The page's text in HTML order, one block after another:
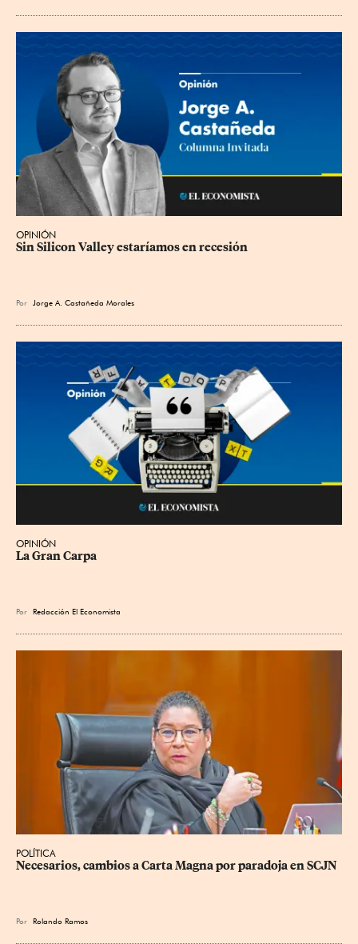
OPINIÓN
Sin Silicon Valley estaríamos en recesión
Por Jorge A. Castañeda Morales
OPINIÓN
La Gran Carpa
Por Redacción El Economista
POLÍTICA
Necesarios, cambios a Carta Magna por paradoja en SCJN
Por Rolando Ramos